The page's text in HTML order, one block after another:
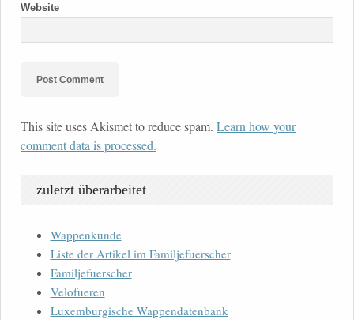
Website
This site uses Akismet to reduce spam. Learn how your
comment data is processed.
zuletzt überarbeitet
Wappenkunde
Liste der Artikel im Familjefuerscher
Familjefuerscher
Velofueren
Luxemburgische Wappendatenbank